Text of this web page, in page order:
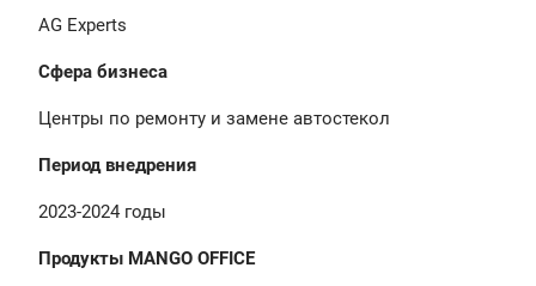
AG Experts
Сфера бизнеса
Центры по ремонту и замене автостекол
Период внедрения
2023-2024 годы
Продукты MANGO OFFICE